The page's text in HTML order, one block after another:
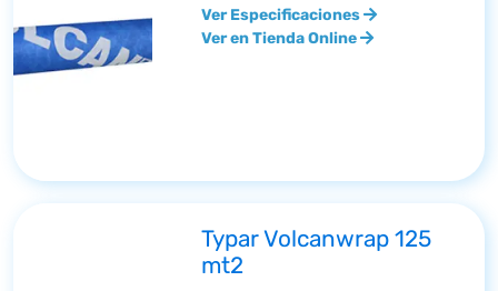
Ver Especificaciones
Ver en Tienda Online
Typar Volcanwrap 125
mt2